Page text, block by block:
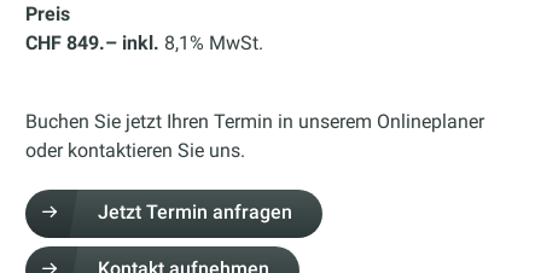
Preis
CHF 849.– inkl. 8,1% MwSt.
Buchen Sie jetzt Ihren Termin in unserem Onlineplaner
oder kontaktieren Sie uns.
Jetzt Termin anfragen
Kontakt aufnehmen